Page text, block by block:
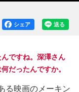
送る
シェア
ですね。深澤さん
だったんですか。
る映画のメーキン